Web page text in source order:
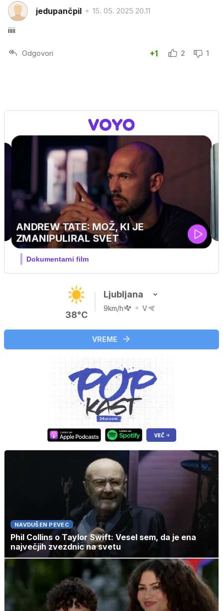
jedupančpil 15. 05. 2025 20.11
iiiii
Odgovori +1 2 1
38°C
Ljubljana
9km/h V
VREME
NAVDUŠEN PEVEC
Phil Collins o Taylor Swift: Vesel sem, da je ena
največjih zvezdnic na svetu